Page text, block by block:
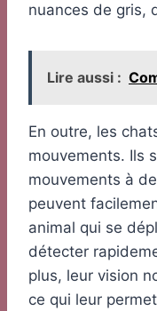
nuances de gris,
Lire aussi :
En outre, les
mouvements. Ils
mouvements à
peuvent
animal qui se
détecter
plus, leur vision
ce qui leur